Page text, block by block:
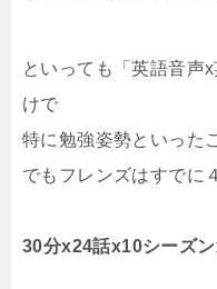
といっても「英語音声
けで
特に勉強姿勢といった
でもフレンズはすでに
30分x24話x10シーズ